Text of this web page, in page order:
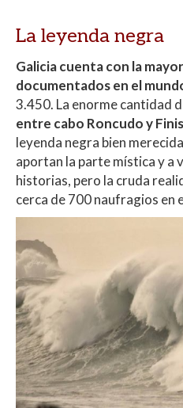
La leyenda negra
Galicia cuenta con la
documentados en el
3.450. La enorme cantidad
entre cabo Roncudo y
leyenda negra bien
aportan la parte mística y a
historias, pero la cruda
cerca de 700 naufragios en